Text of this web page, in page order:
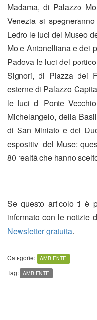
Madama, di Palazzo
Venezia si
Ledro le luci del Museo
Mole Antonelliana e dei
Padova le luci del
Signori, di Piazza dei
esterne di Palazzo
le luci di Ponte
Michelangelo, della
di San Miniato e del
espositivi del Muse:
80 realtà che hanno
Se questo articolo ti è
informato con le notizie
Newsletter gratuita.
Categorie: AMBIENTE
Tag: AMBIENTE